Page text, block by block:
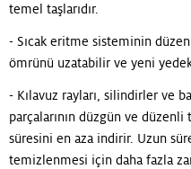
temel taşlarıdır.
- Sıcak eritme sisteminin
ömrünü uzatabilir ve yeni
- Kılavuz rayları, silindirler ve
parçalarının düzgün ve
süresini en aza indirir. Uzun süre
temizlenmesi için daha fazla